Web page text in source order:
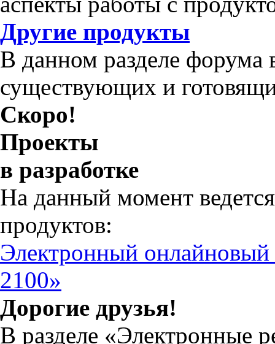
Другие продукты
В данном разделе форума
существующих и
Скоро!
Проекты
в разработке
На данный момент
продуктов:
Электронный
2100»
Дорогие друзья!
В разделе «Электронные